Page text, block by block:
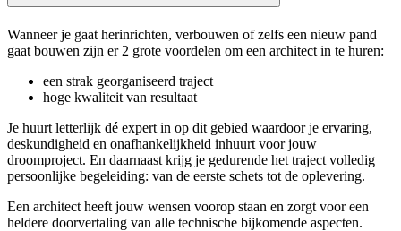
Wanneer je gaat herinrichten, verbouwen of zelfs een nieuw pand
gaat bouwen zijn er 2 grote voordelen om een architect in te huren:
een strak georganiseerd traject
hoge kwaliteit van resultaat
Je huurt letterlijk dé expert in op dit gebied waardoor je ervaring,
deskundigheid en onafhankelijkheid inhuurt voor jouw
droomproject. En daarnaast krijg je gedurende het traject volledig
persoonlijke begeleiding: van de eerste schets tot de oplevering.
Een architect heeft jouw wensen voorop staan en zorgt voor een
heldere doorvertaling van alle technische bijkomende aspecten.